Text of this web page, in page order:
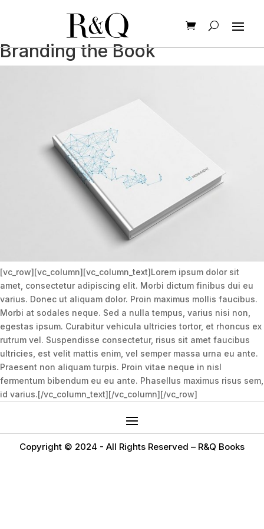
Branding the Book
[vc_row][vc_column][vc_column_text]Lorem ipsum dolor sit
amet, consectetur adipiscing elit. Morbi dictum finibus dui eu
varius. Donec ut aliquam dolor. Proin maximus mollis faucibus.
Morbi at sodales neque. Sed a nulla tempus, varius nisi non,
egestas ipsum. Curabitur vehicula ultricies tortor, et rhoncus ex
rutrum vel. Suspendisse consectetur, risus sit amet faucibus
ultricies, est velit mattis enim, vel semper massa urna eu ante.
Praesent non aliquam turpis. Proin vitae neque in nisl
fermentum bibendum eu eu ante. Phasellus maximus risus sem,
id varius.[/vc_column_text][/vc_column][/vc_row]
Copyright © 2024 - All Rights Reserved – R&Q Books